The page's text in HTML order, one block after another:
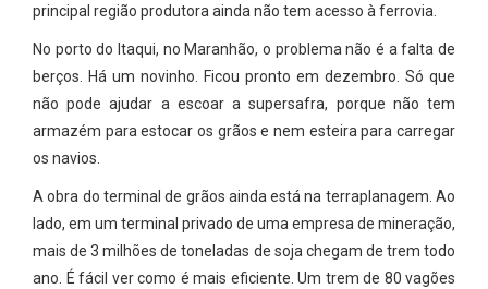
principal região produtora ainda não tem acesso à ferrovia.
No porto do Itaqui, no Maranhão, o problema não é a falta de
berços. Há um novinho. Ficou pronto em dezembro. Só que
não pode ajudar a escoar a supersafra, porque não tem
armazém para estocar os grãos e nem esteira para carregar
os navios.
A obra do terminal de grãos ainda está na terraplanagem. Ao
lado, em um terminal privado de uma empresa de mineração,
mais de 3 milhões de toneladas de soja chegam de trem todo
ano. É fácil ver como é mais eficiente. Um trem de 80 vagões